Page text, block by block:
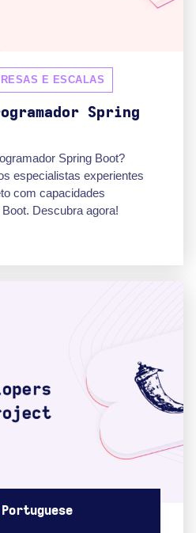
E ESCALAS
Spring
Spring Boot?
especialistas experientes
com capacidades
Descubra agora!
Portuguese